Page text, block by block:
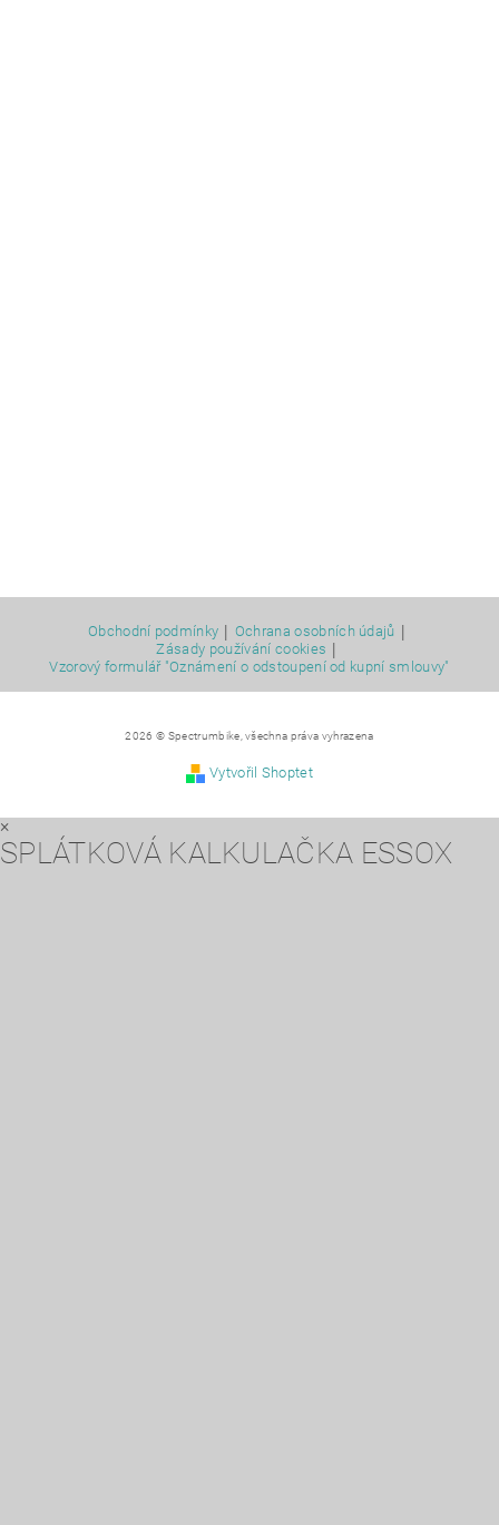
Obchodní podmínky Ochrana osobních údajů
Zásady používání cookies
Vzorový formulář "Oznámení o odstoupení od kupní smlouvy"
2026 © Spectrumbike, všechna práva vyhrazena
Vytvořil Shoptet
×
SPLÁTKOVÁ KALKULAČKA ESSOX